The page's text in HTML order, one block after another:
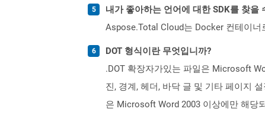
내가 좋아하는 언어에 대한 SDK를 찾을
Aspose.Total Cloud는 Docker 컨테이너
DOT 형식이란 무엇입니까?
.DOT 확장자가있는 파일은 Microsoft
진, 경계, 헤더, 바닥 글 및 기타 페이지
은 Microsoft Word 2003 이상에만 해당